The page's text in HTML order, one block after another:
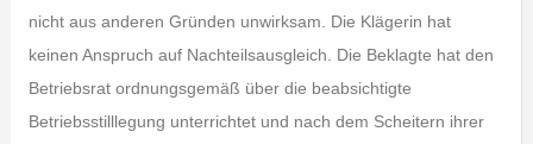
nicht aus anderen Gründen unwirksam. Die Klägerin hat
keinen Anspruch auf Nachteilsausgleich. Die Beklagte hat den
Betriebsrat ordnungsgemäß über die beabsichtigte
Betriebsstilllegung unterrichtet und nach dem Scheitern ihrer